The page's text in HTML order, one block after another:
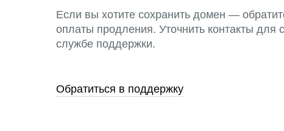
Если вы хотите сохранить домен —
оплаты продления. Уточнить контакты для
службе поддержки.
Обратиться в поддержку